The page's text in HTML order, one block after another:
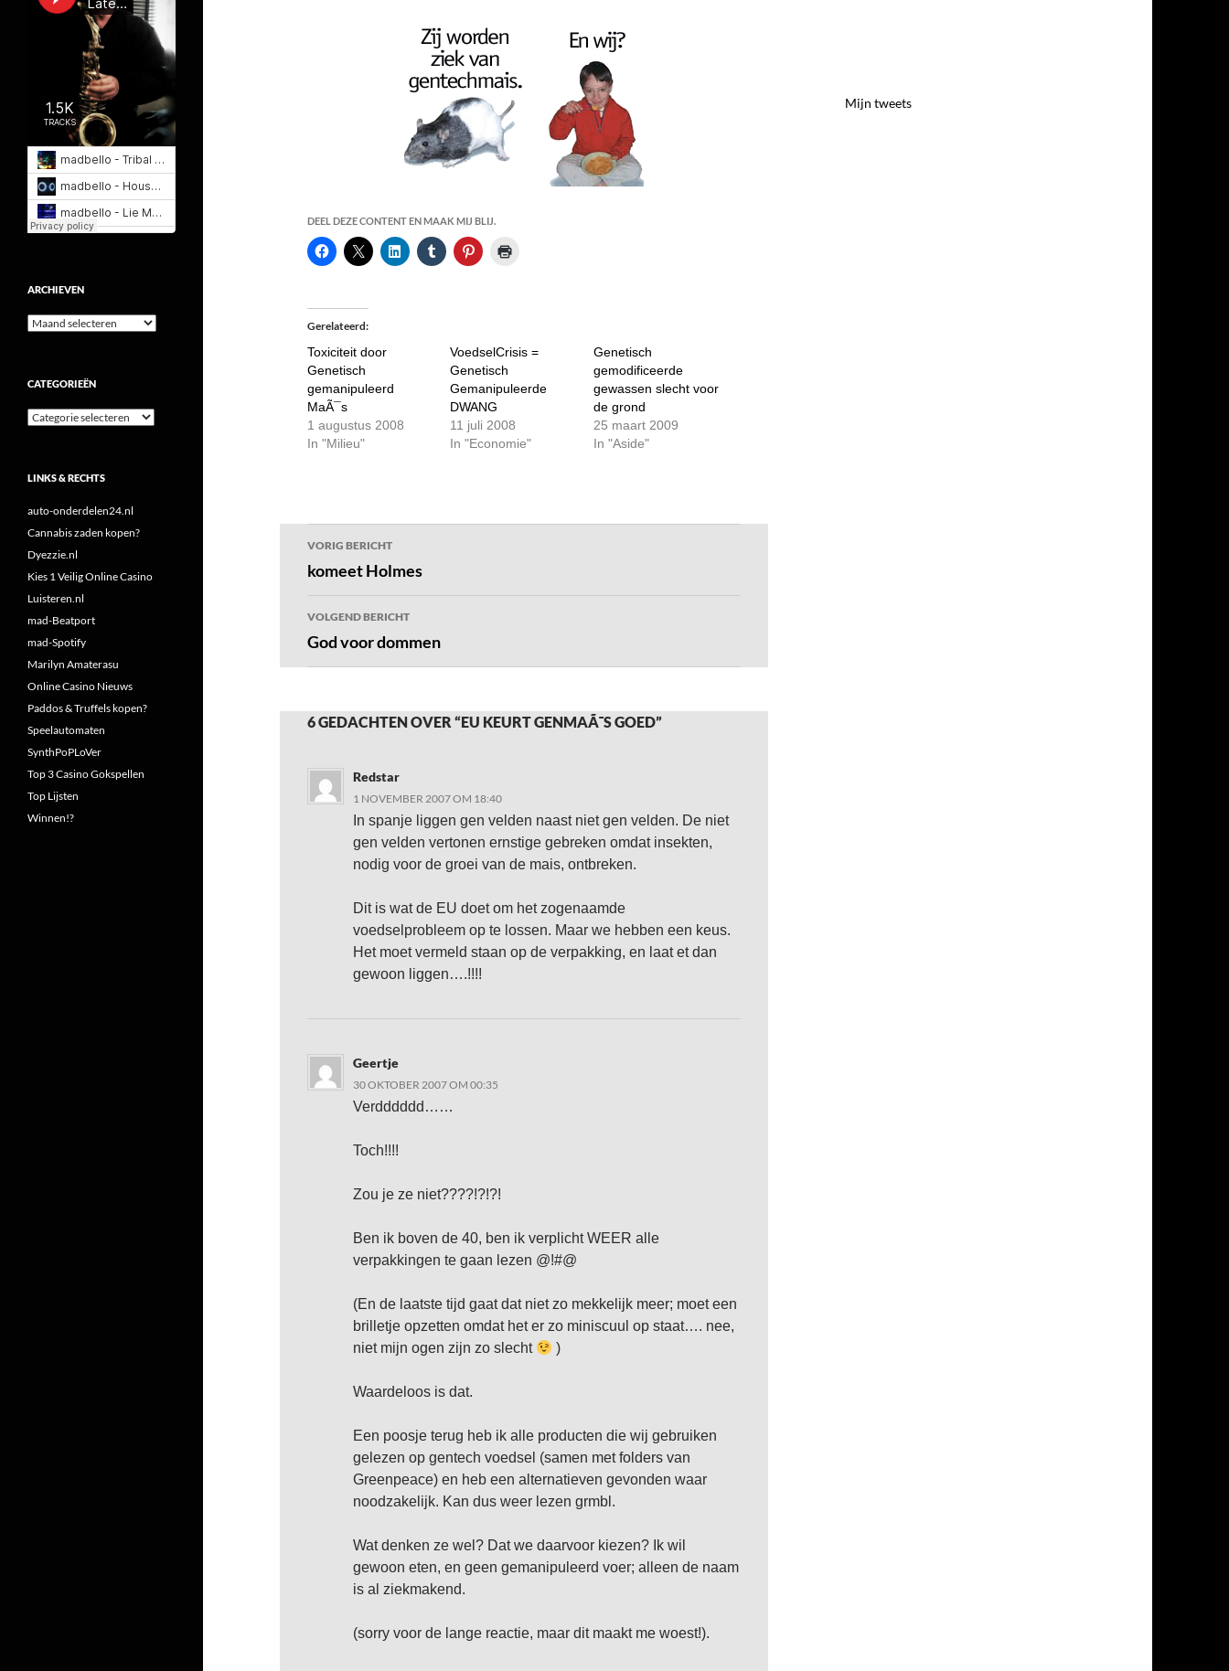
DEEL DEZE CONTENT EN MAAK MIJ BLIJ.
Gerelateerd
Toxiciteit door
Genetisch
gemanipuleerd
MaÃ¯s
1 augustus 2008
In "Milieu"
VoedselCrisis =
Genetisch
Gemanipuleerde
DWANG
11 juli 2008
In "Economie"
Genetisch
gemodificeerde
gewassen slecht voor
de grond
25 maart 2009
In "Aside"
Bericht
navigatie
VORIG BERICHT
komeet Holmes
VOLGEND BERICHT
God voor dommen
6 GEDACHTEN OVER “EU KEURT GENMAÃ¯S GOED”
Redstar
1 NOVEMBER 2007 OM 18:40
In spanje liggen gen velden naast niet gen velden. De niet
gen velden vertonen ernstige gebreken omdat insekten,
nodig voor de groei van de mais, ontbreken.
Dit is wat de EU doet om het zogenaamde
voedselprobleem op te lossen. Maar we hebben een keus.
Het moet vermeld staan op de verpakking, en laat et dan
gewoon liggen….!!!!
Geertje
30 OKTOBER 2007 OM 00:35
Verdddddd……
Toch!!!!
Zou je ze niet????!?!?!
Ben ik boven de 40, ben ik verplicht WEER alle
verpakkingen te gaan lezen @!#@
(En de laatste tijd gaat dat niet zo mekkelijk meer; moet een
brilletje opzetten omdat het er zo miniscuul op staat…. nee,
niet mijn ogen zijn zo slecht
)
Waardeloos is dat.
Een poosje terug heb ik alle producten die wij gebruiken
gelezen op gentech voedsel (samen met folders van
Greenpeace) en heb een alternatieven gevonden waar
noodzakelijk. Kan dus weer lezen grmbl.
Wat denken ze wel? Dat we daarvoor kiezen? Ik wil
gewoon eten, en geen gemanipuleerd voer; alleen de naam
is al ziekmakend.
(sorry voor de lange reactie, maar dit maakt me woest!).
Mijn tweets
ARCHIEVEN
Archieven
CATEGORIEËN
Categorieën
LINKS & RECHTS
auto-onderdelen24.nl
Cannabis zaden kopen?
Dyezzie.nl
Kies 1 Veilig Online Casino
Luisteren.nl
mad-Beatport
mad-Spotify
Marilyn Amaterasu
Online Casino Nieuws
Paddos & Truffels kopen?
Speelautomaten
SynthPoPLoVer
Top 3 Casino Gokspellen
Top Lijsten
Winnen!?